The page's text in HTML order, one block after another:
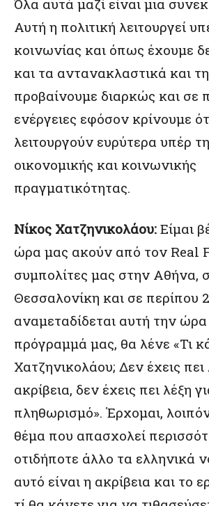
Όλα αυτά μαζί είναι μια
Αυτή η πολιτική λειτουργεί
κοινωνίας και όπως έχουμε
και τα αντανακλαστικά και
προβαίνουμε διαρκώς και σε
ενέργειες εφόσον κρίνουμε
λειτουργούν ευρύτερα υπέρ
οικονομικής και κοινωνικής
πραγματικότητας.
Νίκος Χατζηνικολάου: Είμαι
ώρα μας ακούν από τον Real
συμπολίτες μας στην Αθήνα,
Θεσσαλονίκη και σε περίπου
αναμεταδίδεται αυτή την ώρα
πρόγραμμά μας, θα λένε «Τι
Χατζηνικολάου; Δεν έχεις πει
ακρίβεια, δεν έχεις πει λέξη
πληθωρισμό». Έρχομαι,
θέμα που απασχολεί
οτιδήποτε άλλο τα ελληνικά
αυτό είναι η ακρίβεια και το